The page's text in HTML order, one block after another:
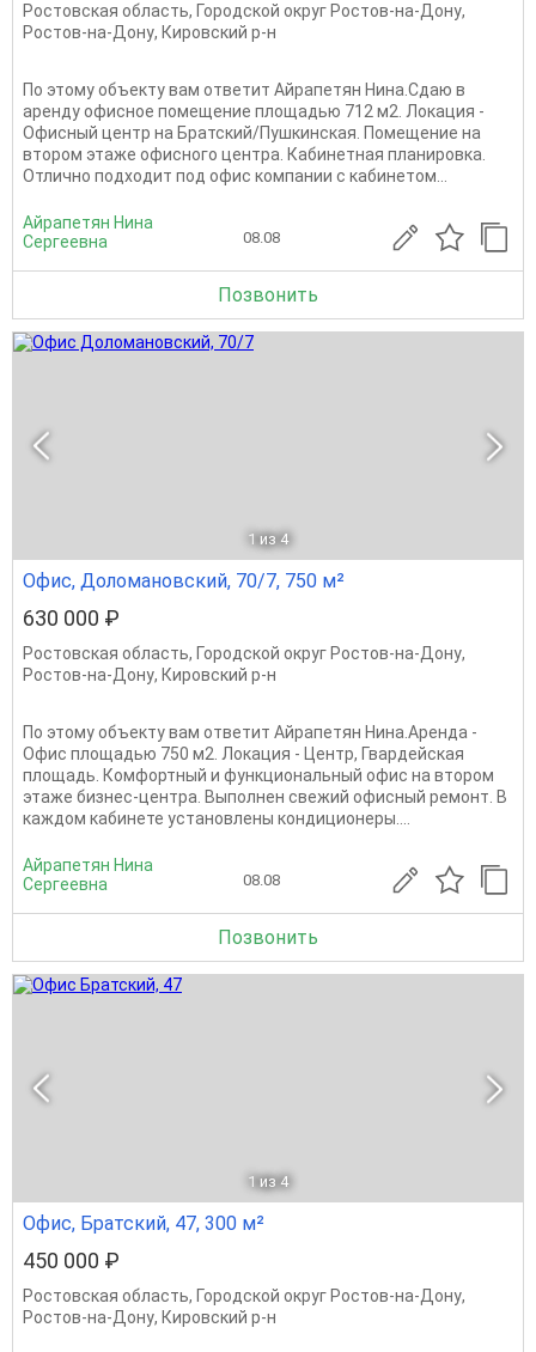
Ростовская область, Городской округ Ростов-на-Дону,
Ростов-на-Дону, Кировский р-н
По этому объекту вам ответит Айрапетян Нина.Сдаю в
аренду офисное помещение площадью 712 м2. Локация -
Офисный центр на Братский/Пушкинская. Помещение на
втором этаже офисного центра. Кабинетная планировка.
Отлично подходит под офис компании с кабинетом...
Айрапетян Нина
Сергеевна
08.08
Позвонить
1 из 4
Офис, Доломановский, 70/7, 750 м²
630 000 ₽
Ростовская область, Городской округ Ростов-на-Дону,
Ростов-на-Дону, Кировский р-н
По этому объекту вам ответит Айрапетян Нина.Аренда -
Офис площадью 750 м2. Локация - Центр, Гвардейская
площадь. Комфортный и функциональный офис на втором
этаже бизнес-центра. Выполнен свежий офисный ремонт. В
каждом кабинете установлены кондиционеры....
Айрапетян Нина
Сергеевна
08.08
Позвонить
1 из 4
Офис, Братский, 47, 300 м²
450 000 ₽
Ростовская область, Городской округ Ростов-на-Дону,
Ростов-на-Дону, Кировский р-н